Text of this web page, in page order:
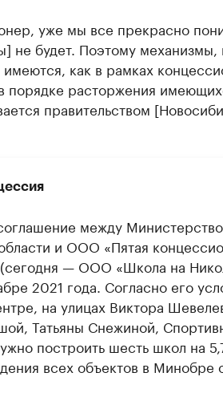
уже мы все прекрасно
не будет. Поэтому
имеются, как в рамках
порядке расторжения
правительством
между
и ООО «Пятая
— ООО «Школа на
2021 года. Согласно его
на улицах Виктора
Татьяны Снежиной,
построить шесть школ на
всех объектов в Минобре